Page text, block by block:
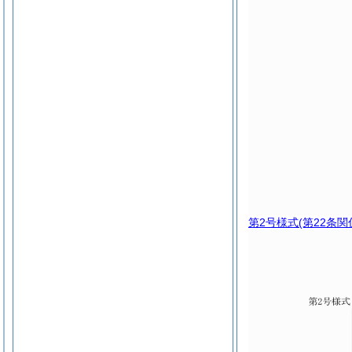
第2号様式(第22条関